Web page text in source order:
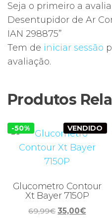
Seja o primeiro a
Desentupidor de Ar
IAN 298875”
Tem de iniciar sessão
avaliação.
Produtos
-50% VENDIDO
Glucometro Contour
Xt Bayer 7150P
69,99€O
35,00€O